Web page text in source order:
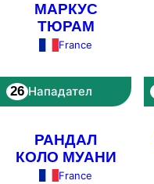
МАРКУС
ТЮРАМ
France
26 Нападател
РАНДАЛ
КОЛО МУАНИ
France